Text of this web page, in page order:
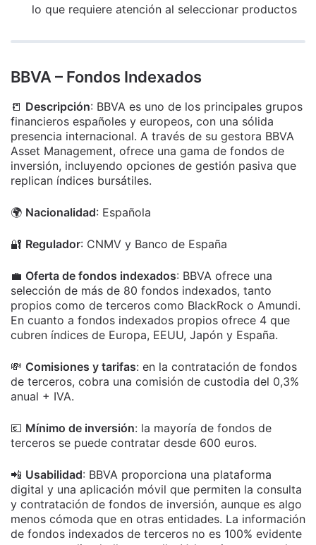
lo que requiere atención al seleccionar productos
BBVA – Fondos Indexados
📒 Descripción: BBVA es uno de los principales grupos
financieros españoles y europeos, con una sólida
presencia internacional. A través de su gestora BBVA
Asset Management, ofrece una gama de fondos de
inversión, incluyendo opciones de gestión pasiva que
replican índices bursátiles.
🌍 Nacionalidad: Española
🔐 Regulador: CNMV y Banco de España
💼 Oferta de fondos indexados: BBVA ofrece una
selección de más de 80 fondos indexados, tanto
propios como de terceros como BlackRock o Amundi.
En cuanto a fondos indexados propios ofrece 4 que
cubren índices de Europa, EEUU, Japón y España.
💸 Comisiones y tarifas: en la contratación de fondos
de terceros, cobra una comisión de custodia del 0,3%
anual + IVA.
💶 Mínimo de inversión: la mayoría de fondos de
terceros se puede contratar desde 600 euros.
📲 Usabilidad: BBVA proporciona una plataforma
digital y una aplicación móvil que permiten la consulta
y contratación de fondos de inversión, aunque es algo
menos cómoda que en otras entidades. La información
de fondos indexados de terceros no es 100% evidente